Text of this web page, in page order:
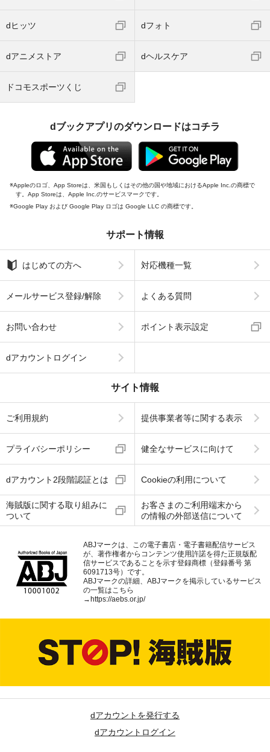
dヒッツ dフォト
dアニメストア dヘルスケア
ドコモスポーツくじ
dブックアプリのダウンロードはコチラ
Appleのロゴ、App Storeは、米国もしくはその他の国や地域におけるApple Inc.の商標で
す。App Storeは、Apple Inc.のサービスマークです。
Google Play および Google Play ロゴは Google LLC の商標です。
サポート情報
はじめての方へ 対応機種一覧
メールサービス登録/解除 よくある質問
お問い合わせ ポイント表示設定
dアカウントログイン
サイト情報
ご利用規約 提供事業者等に関する表示
プライバシーポリシー 健全なサービスに向けて
dアカウント2段階認証とは Cookieの利用について
海賊版に関する取り組みに
ついて
お客さまのご利用端末から
の情報の外部送信について
ABJマークは、この電子書店・電子書籍配信サービス
が、著作権者からコンテンツ使用許諾を得た正規版配
信サービスであることを示す登録商標（登録番号 第
6091713号）です。
ABJマークの詳細、ABJマークを掲示しているサービス
の一覧はこちら
→https://aebs.or.jp/
dアカウントを発行する
dアカウントログイン